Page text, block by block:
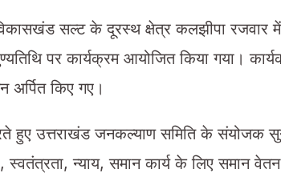
सल्ट के दूरस्थ क्षेत्र कलझीपा रजवार
पर कार्यक्रम आयोजित किया गया।
अर्पित किए गए।
हुए उत्तराखंड जनकल्याण समिति के संयोजक
स्वतंत्रता, न्याय, समान कार्य के लिए समान